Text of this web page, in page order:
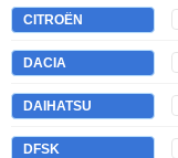
CITROËN
DACIA
DAIHATSU
DFSK